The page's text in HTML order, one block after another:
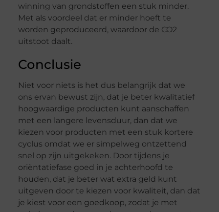
winning van grondstoffen een stuk minder.
Met als voordeel dat er minder hoeft te
worden geproduceerd, waardoor de CO2
uitstoot daalt.
Conclusie
Niet voor niets is het dus belangrijk dat we
ons ervan bewust zijn, dat je beter kwalitatief
hoogwaardige producten kunt aanschaffen
met een langere levensduur, dan dat we
kiezen voor producten met een stuk kortere
cyclus omdat we er simpelweg ontzettend
snel op zijn uitgekeken. Door tijdens je
oriëntatiefase goed in je achterhoofd te
houden, dat je beter wat extra geld kunt
uitgeven door te kiezen voor kwaliteit, dan dat
je kiest voor een goedkoop, zodat je met